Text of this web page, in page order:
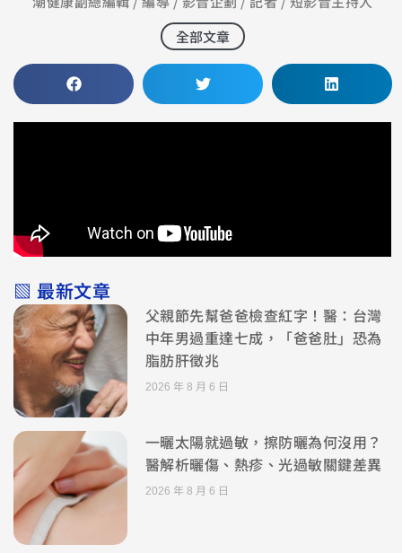
全部文章
▧ 最新文章
父親節先幫爸爸檢查紅字！醫：台灣
中年男過重達七成，「爸爸肚」恐為
脂肪肝徵兆
2026 年 8 月 6 日
一曬太陽就過敏，擦防曬為何沒用？
醫解析曬傷、熱疹、光過敏關鍵差異
2026 年 8 月 6 日